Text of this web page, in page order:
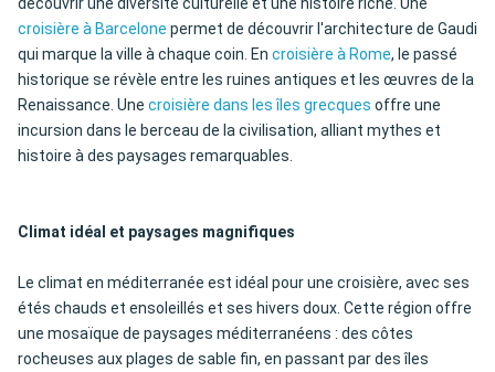
découvrir une diversité culturelle et une histoire riche. Une
croisière à Barcelone permet de découvrir l'architecture de Gaudi
qui marque la ville à chaque coin. En croisière à Rome, le passé
historique se révèle entre les ruines antiques et les œuvres de la
Renaissance. Une croisière dans les îles grecques offre une
incursion dans le berceau de la civilisation, alliant mythes et
histoire à des paysages remarquables.
Climat idéal et paysages magnifiques
Le climat en méditerranée est idéal pour une croisière, avec ses
étés chauds et ensoleillés et ses hivers doux. Cette région offre
une mosaïque de paysages méditerranéens : des côtes
rocheuses aux plages de sable fin, en passant par des îles